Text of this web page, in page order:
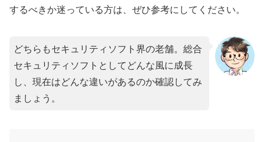
するべきか迷っている方は、ぜひ参考にしてください。
どちらもセキュリティソフト界の老舗。総合
セキュリティソフトとしてどんな風に成長
し、現在はどんな違いがあるのか確認してみ
ましょう。